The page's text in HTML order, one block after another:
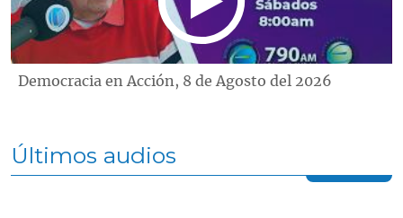
Democracia en Acción, 8 de Agosto del 2026
Últimos audios